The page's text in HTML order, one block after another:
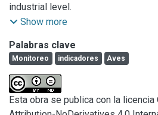
Para estudiar la dinámica
físicas y químicas del agua, se
laguna respondió no sólo a un
también a las intervenciones
tareas realizadas favorecieron la
en el tramo más cercano a la
desarrolló el dragado. En el
industrial level.
However, a great part of his skills
preservation. Therefore, it is
urban development, population
the use of soil, make up a
impacts that require a holistic
comprehensive and efficient
Show more
Palabras clave
Monitoreo indicadores Aves
Esta obra se publica con la licencia